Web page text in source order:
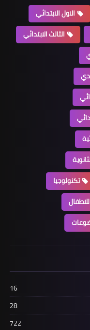
الاول الابتدائي
الثالث الابتدائي
تكنولوجيا
16
28
722